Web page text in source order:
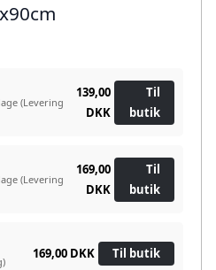
(Levering
139,00
DKK
Til
butik
(Levering
169,00
DKK
Til
butik
169,00 DKK Til butik